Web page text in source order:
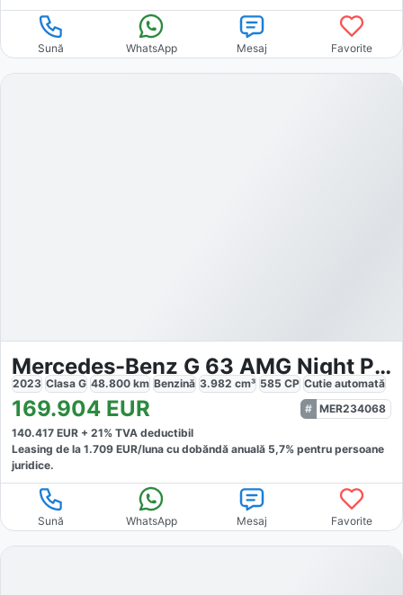
Sună WhatsApp Mesaj Favorite
Mercedes-Benz G 63 AMG Night Paket
2023 Clasa G 48.800 km Benzină 3.982 cm³ 585 CP Cutie automată
169.904 EUR
MER234068
140.417 EUR + 21% TVA deductibil
Leasing de la 1.709 EUR/luna cu dobăndă anuală 5,7% pentru persoane
juridice.
Sună WhatsApp Mesaj Favorite